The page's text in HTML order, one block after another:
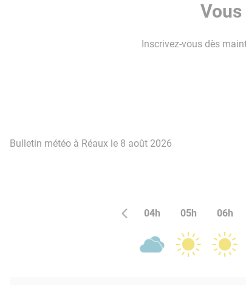
Inscrivez-vous dès
Bulletin météo à Réaux le 8 août 2026
04h 05h 06h